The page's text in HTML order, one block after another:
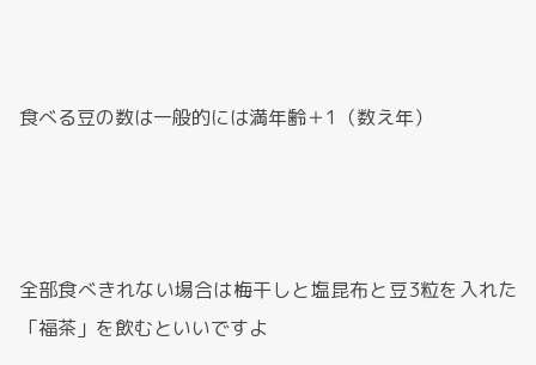
食べる豆の数は一般的には満年齢＋1（数え年）
全部食べきれない場合は梅干しと塩昆布と豆3粒を入れた
「福茶」を飲むといいですよ